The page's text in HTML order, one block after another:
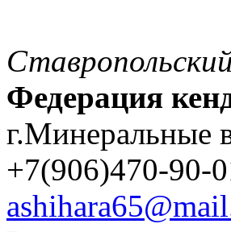
Федерация
г.Минеральные
+7(906)470-90-